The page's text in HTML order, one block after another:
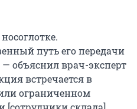
путь его передачи
объяснил врач-эксперт
встречается в
ограниченном